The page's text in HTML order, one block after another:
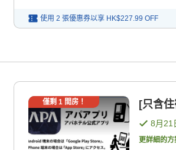
使用 2 張優惠券以享 HK$227.99 OFF
僅剩 1 間房！ [只含
8月21
更詳細的方